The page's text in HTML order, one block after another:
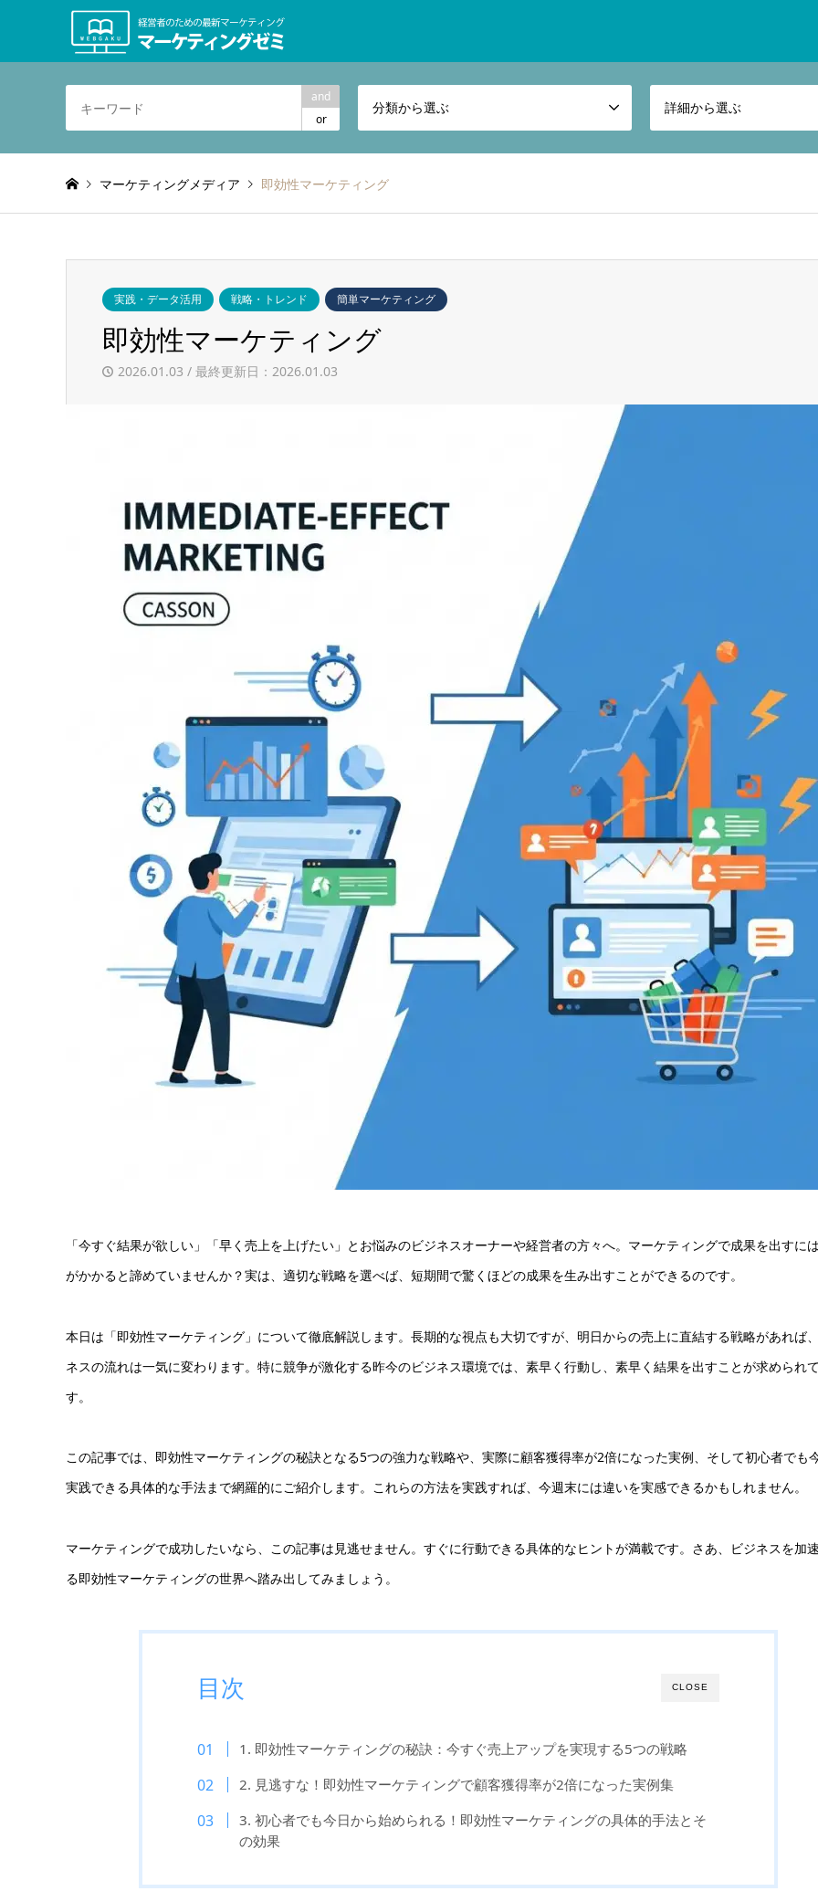
and
or
分類から選ぶ 詳細から選ぶ
マーケティングメディア 即効性マーケティング
実践・データ活用 戦略・トレンド 簡単マーケティング
即効性マーケティング
2026.01.03 / 最終更新日：2026.01.03
「今すぐ結果が欲しい」「早く売上を上げたい」とお悩みのビジネスオーナーや経営者の方々へ。マーケティングで成果を出すに
がかかると諦めていませんか？実は、適切な戦略を選べば、短期間で驚くほどの成果を生み出すことができるのです。
本日は「即効性マーケティング」について徹底解説します。長期的な視点も大切ですが、明日からの売上に直結する戦略があれば
ネスの流れは一気に変わります。特に競争が激化する昨今のビジネス環境では、素早く行動し、素早く結果を出すことが求められ
す。
この記事では、即効性マーケティングの秘訣となる5つの強力な戦略や、実際に顧客獲得率が2倍になった実例、そして初心者でも
実践できる具体的な手法まで網羅的にご紹介します。これらの方法を実践すれば、今週末には違いを実感できるかもしれません。
マーケティングで成功したいなら、この記事は見逃せません。すぐに行動できる具体的なヒントが満載です。さあ、ビジネスを加
る即効性マーケティングの世界へ踏み出してみましょう。
CLOSE
目次
1. 即効性マーケティングの秘訣：今すぐ売上アップを実現する5つの戦略
2. 見逃すな！即効性マーケティングで顧客獲得率が2倍になった実例集
3. 初心者でも今日から始められる！即効性マーケティングの具体的手法とそ
の効果